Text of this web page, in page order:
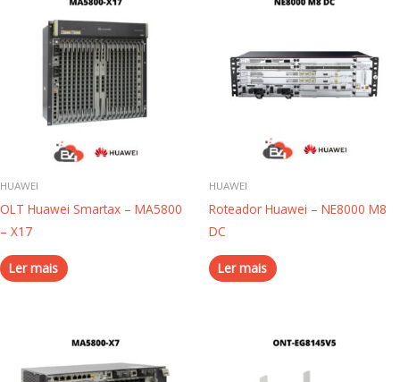
HUAWEI
OLT Huawei Smartax – MA5800
– X17
Ler mais
HUAWEI
Roteador Huawei – NE8000 M8
DC
Ler mais